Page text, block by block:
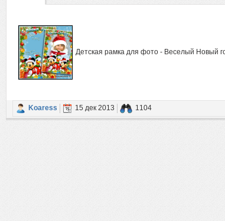
Детская рамка для фото - Веселый Новый
Koaress 15 дек 2013 1104